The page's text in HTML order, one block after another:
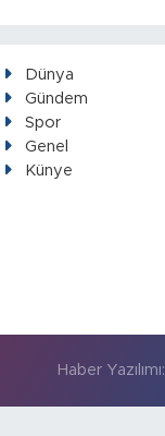
Dünya
Gündem
Spor
Genel
Künye
Haber Yazılımı: